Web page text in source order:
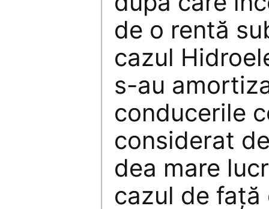
de o rentă
cazul
s-au
conducerile
considerat
dea mare
cazul de